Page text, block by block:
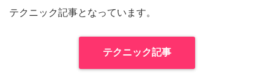
テクニック記事となっています。
テクニック記事